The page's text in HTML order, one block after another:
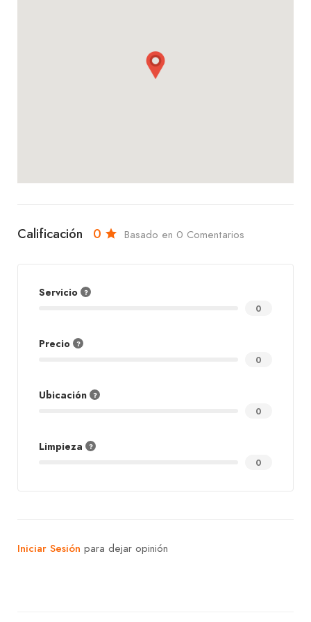
y el sabor se combinan para ofrecerte una
experiencia inolvidable en esta ubicación
Calificación 0 Basado en 0 Comentarios
Servicio
0
Precio
0
Ubicación
0
Limpieza
0
Iniciar Sesión para dejar opinión